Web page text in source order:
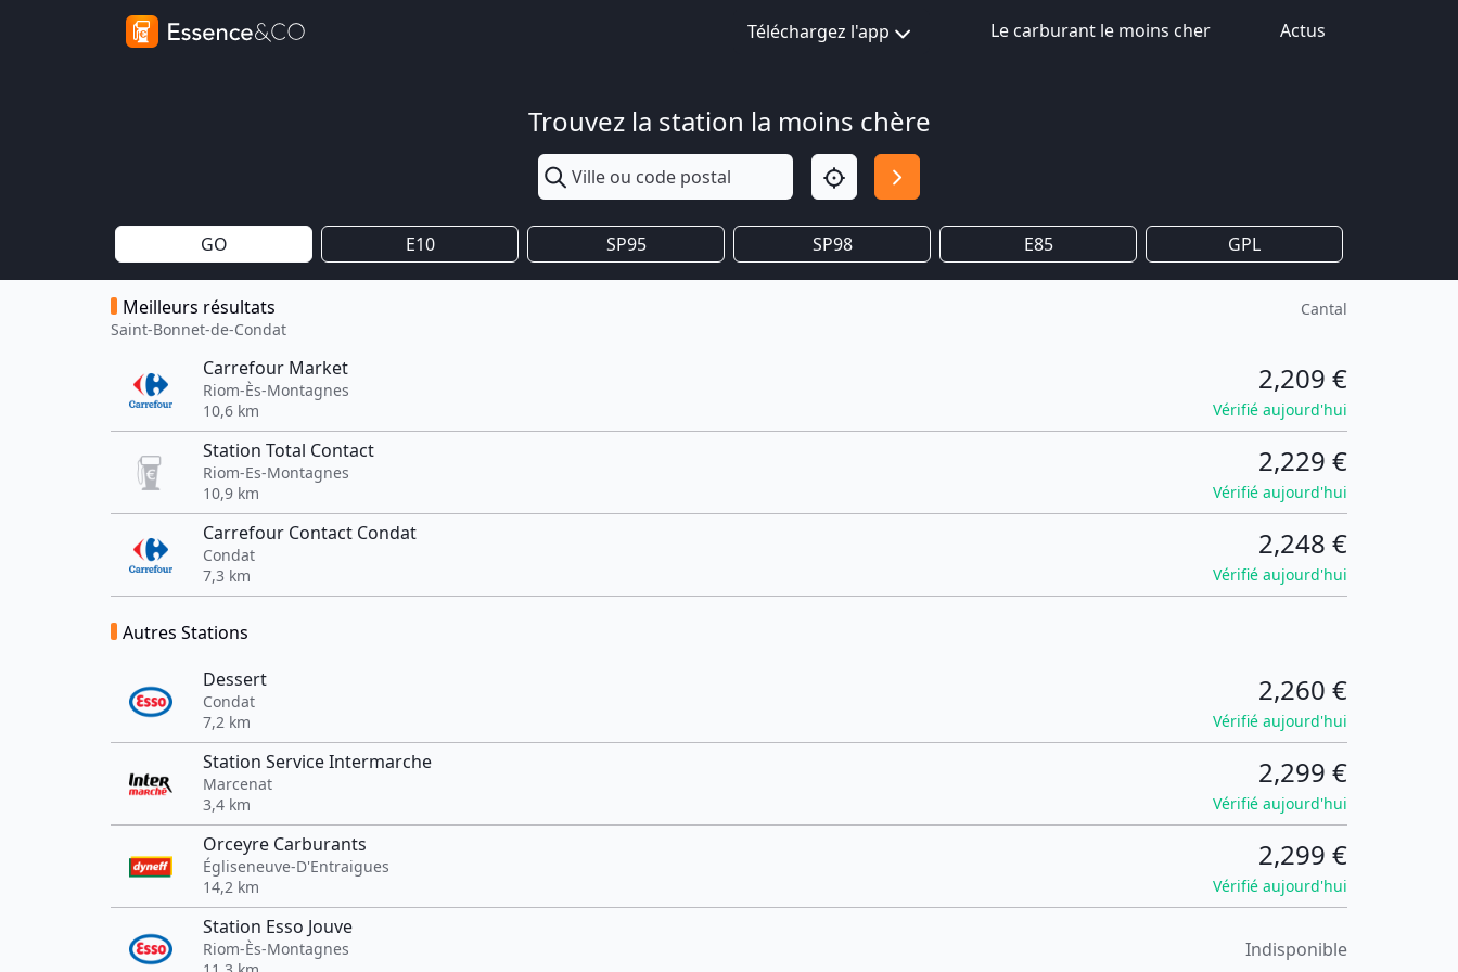
Téléchargez l'app Le carburant le moins cher Actus
Trouvez la station la moins chère
GO E10 SP95 SP98 E85 GPL
Meilleurs résultats
Saint-Bonnet-de-Condat
Cantal
Carrefour Market
Riom-Ès-Montagnes
10,6 km
2,209 €
Vérifié aujourd'hui
Station Total Contact
Riom-Es-Montagnes
10,9 km
2,229 €
Vérifié aujourd'hui
Carrefour Contact Condat
Condat
7,3 km
2,248 €
Vérifié aujourd'hui
Autres Stations
Dessert
Condat
7,2 km
2,260 €
Vérifié aujourd'hui
Station Service Intermarche
Marcenat
3,4 km
2,299 €
Vérifié aujourd'hui
Orceyre Carburants
Égliseneuve-D'Entraigues
14,2 km
2,299 €
Vérifié aujourd'hui
Station Esso Jouve
Riom-Ès-Montagnes
Indisponible